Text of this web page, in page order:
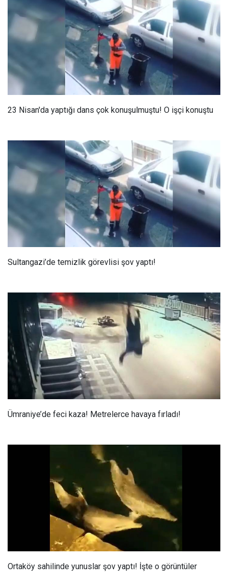
23 Nisan'da yaptığı dans çok konuşulmuştu! O işçi konuştu
Sultangazi’de temizlik görevlisi şov yaptı!
Ümraniye’de feci kaza! Metrelerce havaya fırladı!
Ortaköy sahilinde yunuslar şov yaptı! İşte o görüntüler